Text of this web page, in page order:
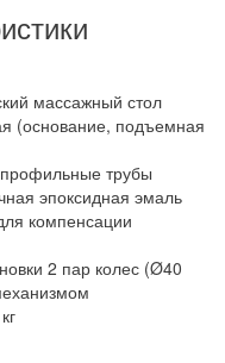
массажный стол
(основание, подъемная
трубы
эпоксидная эмаль
компенсации
2 пар колес (Ø40